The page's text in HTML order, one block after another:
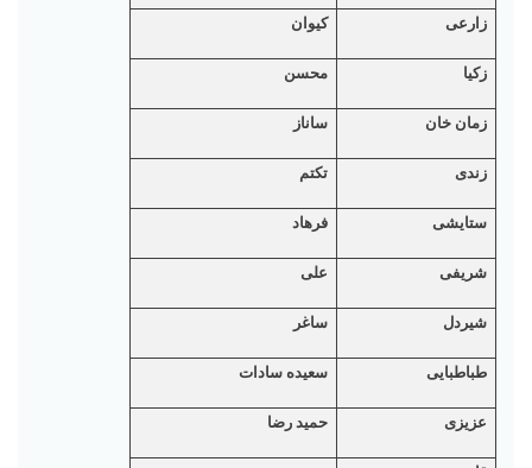
زارعی کیوان
زکیا محسن
زمان خان ساناز
زندی تکتم
ستایشی فرهاد
شریفی علی
شیردل ساغر
طباطبایی سعیده سادات
عزیزی حمید رضا